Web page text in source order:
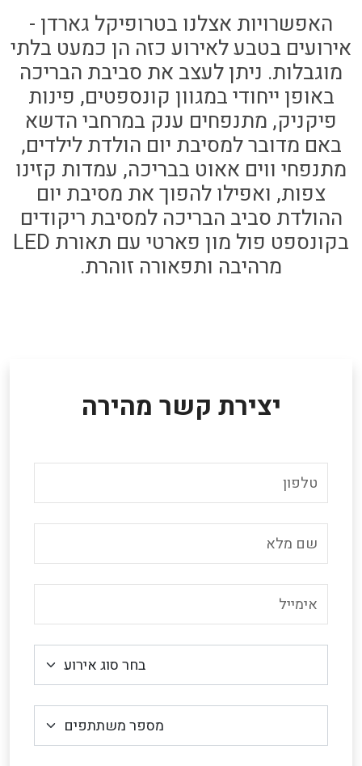
האפשרויות אצלנו בטרופיקל גארדן -
אירועים בטבע לאירוע כזה הן כמעט בלתי
מוגבלות. ניתן לעצב את סביבת הבריכה
באופן ייחודי במגוון קונספטים, פינות
פיקניק, מתנפחים ענק במרחבי הדשא
באם מדובר למסיבת יום הולדת לילדים,
מתנפחי ווים אאוט בבריכה, עמדות קזינו
צפות, ואפילו להפוך את מסיבת יום
ההולדת סביב הבריכה למסיבת ריקודים
בקונספט פול מון פארטי עם תאורת LED
מרהיבה ותפאורה זוהרת.
יצירת קשר מהירה